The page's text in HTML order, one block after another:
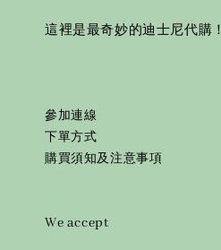
這裡是最奇妙的迪士尼代購！
參加連線
下單方式
購買須知及注意事項
We accept